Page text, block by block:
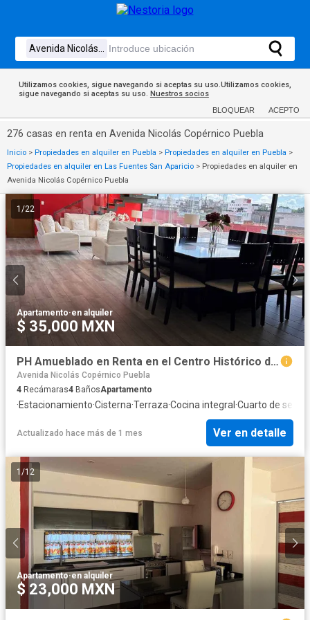
Utilizamos cookies, sigue navegando si aceptas su uso.Utilizamos cookies,
sigue navegando si aceptas su uso. Nuestros socios
BLOQUEAR ACEPTO
276 casas en renta en Avenida Nicolás Copérnico Puebla
Inicio > Propiedades en alquiler en Puebla > Propiedades en alquiler en Puebla >
Propiedades en alquiler en Las Fuentes San Aparicio > Propiedades en alquiler en
Avenida Nicolás Copérnico Puebla
1 /22
Apartamento·en alquiler
$ 35,000 MXN
PH Amueblado en Renta en el Centro Histórico de Puebla
Avenida Nicolás Copérnico Puebla
4 Recámaras4 BañosApartamento
·Estacionamiento·Cisterna·Terraza·Cocina integral ·Cuarto de
Actualizado hace más de 1 mes Ver en detalle
1 /12
Apartamento·en alquiler
$ 23,000 MXN